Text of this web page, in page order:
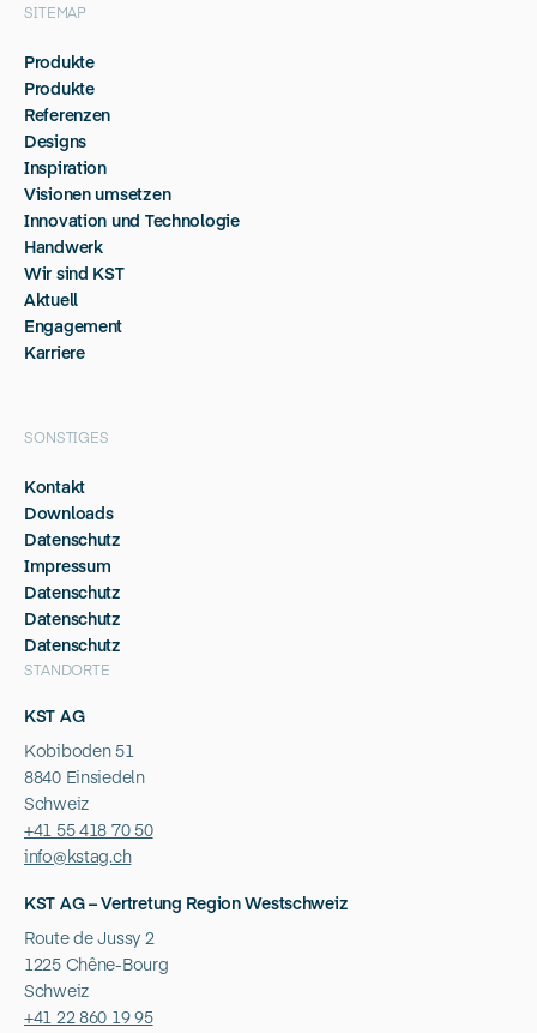
SITEMAP
Produkte
Produkte
Referenzen
Designs
Inspiration
Visionen umsetzen
Innovation und Technologie
Handwerk
Wir sind KST
Aktuell
Engagement
Karriere
STANDORTE
KST AG
Kobiboden 51
8840 Einsiedeln
Schweiz
+41 55 418 70 50
info@kstag.ch
KST AG – Vertretung Region Westschweiz
Route de Jussy 2
1225 Chêne-Bourg
Schweiz
+41 22 860 19 95
SONSTIGES
Kontakt
Downloads
Datenschutz
Impressum
Datenschutz
Datenschutz
Datenschutz